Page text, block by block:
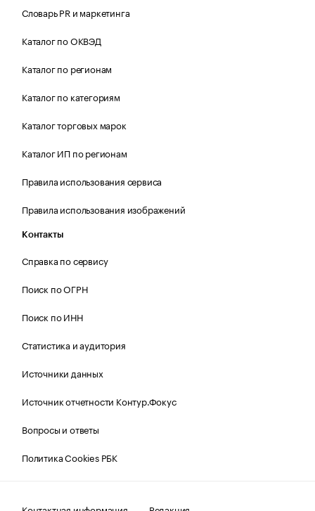
Словарь PR и маркетинга
Каталог по ОКВЭД
Каталог по регионам
Каталог по категориям
Каталог торговых марок
Каталог ИП по регионам
Правила использования сервиса
Правила использования изображений
Контакты
Справка по сервису
Поиск по ОГРН
Поиск по ИНН
Статистика и аудитория
Источники данных
Источник отчетности Контур.Фокус
Вопросы и ответы
Политика Cookies РБК